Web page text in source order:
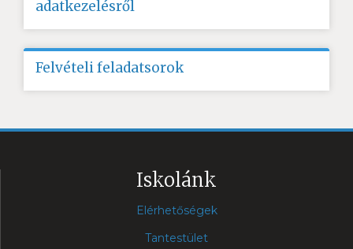
adatkezelésről
Felvételi feladatsorok
Iskolánk
Elérhetőségek
Tantestület